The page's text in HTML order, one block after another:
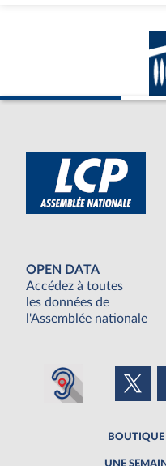
OPEN DATA
Accédez à toutes
les données de
l'Assemblée nationale
BOUTIQUE
UNE